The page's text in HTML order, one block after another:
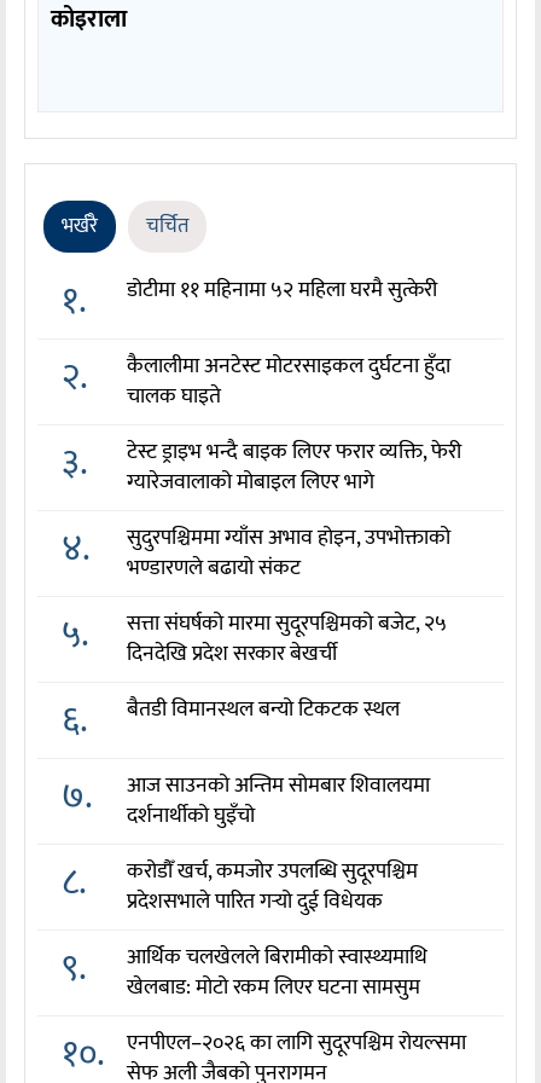
कोइराला
भर्खरै चर्चित
१. डोटीमा ११ महिनामा ५२ महिला घरमै सुत्केरी
२.
कैलालीमा अनटेस्ट मोटरसाइकल दुर्घटना हुँदा
चालक घाइते
३.
टेस्ट ड्राइभ भन्दै बाइक लिएर फरार व्यक्ति, फेरी
ग्यारेजवालाको मोबाइल लिएर भागे
४.
सुदुरपश्चिममा ग्याँस अभाव होइन, उपभोक्ताको
भण्डारणले बढायो संकट
५.
सत्ता संघर्षको मारमा सुदूरपश्चिमको बजेट, २५
दिनदेखि प्रदेश सरकार बेखर्ची
६. बैतडी विमानस्थल बन्यो टिकटक स्थल
७.
आज साउनको अन्तिम सोमबार शिवालयमा
दर्शनार्थीको घुइँचो
८.
करोडौँ खर्च, कमजोर उपलब्धि सुदूरपश्चिम
प्रदेशसभाले पारित गर्‍यो दुई विधेयक
९.
आर्थिक चलखेलले बिरामीको स्वास्थ्यमाथि
खेलबाड: मोटो रकम लिएर घटना सामसुम
१०.
एनपीएल–२०२६ का लागि सुदूरपश्चिम रोयल्समा
सेफ अली जैबको पुनरागमन